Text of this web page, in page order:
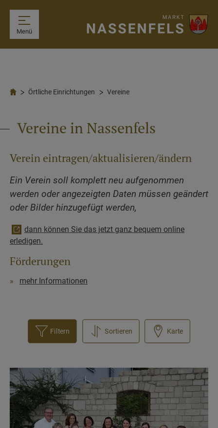
Menü
Örtliche Einrichtungen Vereine
Vereine in Nassenfels
Verein eintragen/aktualisieren/ändern
Ein Verein soll komplett neu aufgenommen
werden oder angezeigten Daten müssen geändert
oder Bilder hinzugefügt werden,
dann können Sie das jetzt ganz bequem online
erledigen.
Förderungen
mehr Informationen
Filtern Sortieren Karte